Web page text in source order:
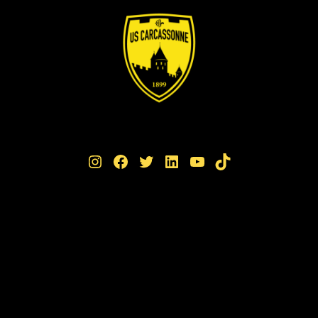
Instagram Facebook Twitter LinkedIn YouTube TikTok